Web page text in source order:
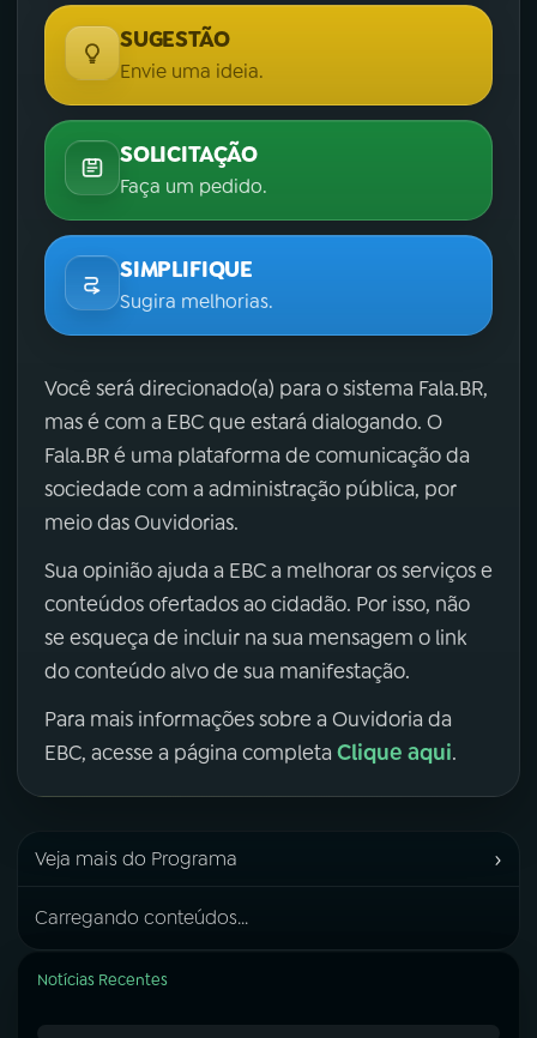
SUGESTÃO
Envie uma ideia.
SOLICITAÇÃO
Faça um pedido.
SIMPLIFIQUE
Sugira melhorias.
Você será direcionado(a) para o sistema Fala.BR,
mas é com a EBC que estará dialogando. O
Fala.BR é uma plataforma de comunicação da
sociedade com a administração pública, por
meio das Ouvidorias.
Sua opinião ajuda a EBC a melhorar os serviços e
conteúdos ofertados ao cidadão. Por isso, não
se esqueça de incluir na sua mensagem o link
do conteúdo alvo de sua manifestação.
Para mais informações sobre a Ouvidoria da
EBC, acesse a página completa Clique aqui.
Veja mais do Programa ›
Carregando conteúdos...
Notícias Recentes